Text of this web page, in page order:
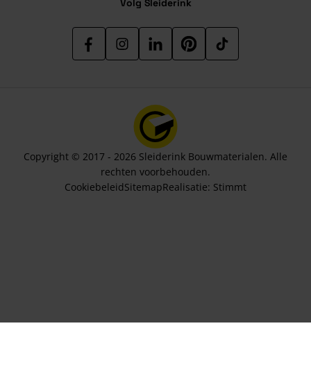
Volg Sleiderink
Copyright © 2017 - 2026 Sleiderink Bouwmaterialen. Alle
rechten voorbehouden.
CookiebeleidSitemapRealisatie: Stimmt